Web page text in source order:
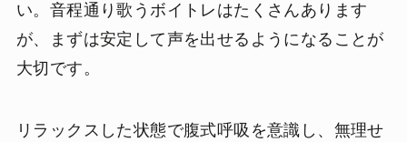
い。音程通り歌うボイトレはたくさんあります
が、まずは安定して声を出せるようになることが
大切です。
リラックスした状態で腹式呼吸を意識し、無理せ